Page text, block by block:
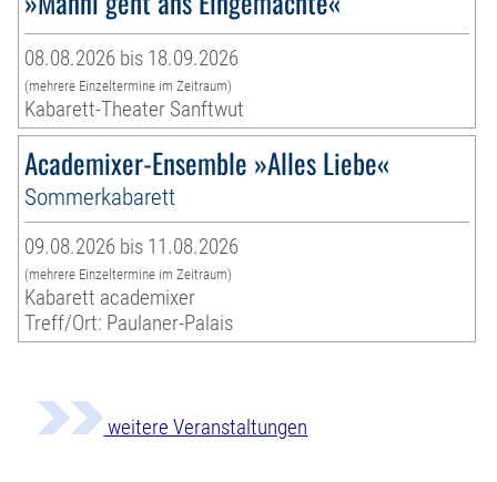
08.08.2026 bis 18.09.2026
(mehrere Einzeltermine im Zeitraum)
Kabarett-Theater Sanftwut
Academixer-Ensemble »Alles Liebe«
Sommerkabarett
09.08.2026 bis 11.08.2026
(mehrere Einzeltermine im Zeitraum)
Kabarett academixer
Treff/Ort: Paulaner-Palais
weitere Veranstaltungen